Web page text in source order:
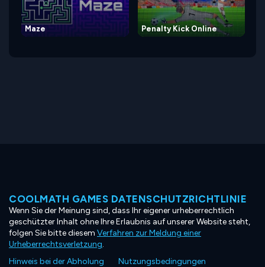
Maze Penalty Kick Online
COOLMATH GAMES DATENSCHUTZRICHTLINIE
Wenn Sie der Meinung sind, dass Ihr eigener urheberrechtlich
geschützter Inhalt ohne Ihre Erlaubnis auf unserer Website steht,
folgen Sie bitte diesem Verfahren zur Meldung einer
Urheberrechtsverletzung.
Hinweis bei der Abholung
Nutzungsbedingungen